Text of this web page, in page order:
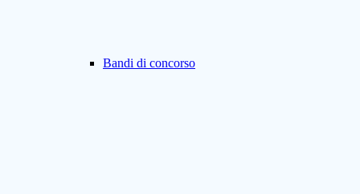
Bandi di concorso